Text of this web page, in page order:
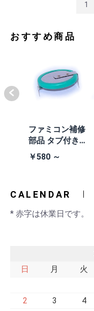
1
おすすめ商品
ファミコン補修
部品 タブ付きコ
イン電池(CR203
2)
￥580 ～
CALENDAR
* 赤字は休業日です。
日
月 火
2
3 4